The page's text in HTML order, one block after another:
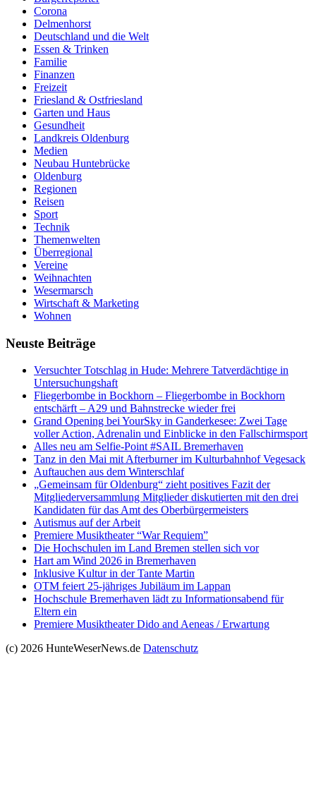
Corona
Delmenhorst
Deutschland und die Welt
Essen & Trinken
Familie
Finanzen
Freizeit
Friesland & Ostfriesland
Garten und Haus
Gesundheit
Landkreis Oldenburg
Medien
Neubau Huntebrücke
Oldenburg
Regionen
Reisen
Sport
Technik
Themenwelten
Überregional
Vereine
Weihnachten
Wesermarsch
Wirtschaft & Marketing
Wohnen
Neuste Beiträge
Versucht­er Totschlag in Hude: Mehrere Tatverdächtige in
Untersuchungshaft
Fliegerbombe in Bockhorn – Fliegerbombe in Bockhorn
entschärft – A29 und Bahnstrecke wieder frei
Grand Opening bei YourSky in Ganderkesee: Zwei Tage
voller Action, Adrenalin und Einblicke in den Fallschirmsport
Alles neu am Selfie-Point #SAIL Bremerhaven
Tanz in den Mai mit Afterburner im Kulturbahnhof Vegesack
Auftauchen aus dem Winterschlaf
„Gemeinsam für Oldenburg“ zieht positives Fazit der
Mitgliederversammlung Mitglieder diskutierten mit den drei
Kandidaten für das Amt des Oberbürgermeisters
Autismus auf der Arbeit
Premiere Musiktheater “War Requiem”
Die Hochschulen im Land Bremen stellen sich vor
Hart am Wind 2026 in Bremerhaven
Inklusive Kultur in der Tante Martin
OTM feiert 25-jähriges Jubiläum im Lappan
Hochschule Bremerhaven lädt zu Informationsabend für
Eltern ein
Premiere Musiktheater Dido and Aeneas / Erwartung
(c) 2026 HunteWeserNews.de Datenschutz